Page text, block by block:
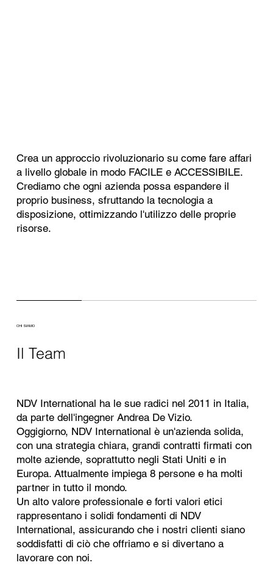
Crea un approccio rivoluzionario su come fare affari
a livello globale in modo FACILE e ACCESSIBILE.
Crediamo che ogni azienda possa espandere il
proprio business, sfruttando la tecnologia a
disposizione, ottimizzando l'utilizzo delle proprie
risorse.
CHI SIAMO
Il Team
NDV International ha le sue radici nel 2011 in Italia,
da parte dell'ingegner Andrea De Vizio.
Oggigiorno, NDV International è un'azienda solida,
con una strategia chiara, grandi contratti firmati con
molte aziende, soprattutto negli Stati Uniti e in
Europa. Attualmente impiega 8 persone e ha molti
partner in tutto il mondo.
Un alto valore professionale e forti valori etici
rappresentano i solidi fondamenti di NDV
International, assicurando che i nostri clienti siano
soddisfatti di ciò che offriamo e si divertano a
lavorare con noi.